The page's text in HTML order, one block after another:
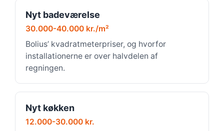
Nyt badeværelse
30.000-40.000 kr./m²
Bolius’ kvadratmeterpriser, og hvorfor
installationerne er over halvdelen af
regningen.
Nyt køkken
12.000-30.000 kr.